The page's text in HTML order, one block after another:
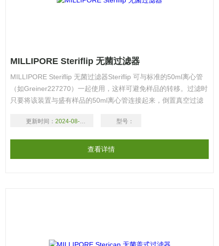
MILLIPORE Steriflip 无菌过滤器
MILLIPORE Steriflip 无菌过滤器Steriflip 可与标准的50ml离心管
（如Greiner227270）一起使用，这样可避免样品的转移。过滤时
只要将该装置与盛有样品的50ml离心管连接起来，倒置真空过滤
料： 产品编号 产品描述 产品包装 产品价格 定购数量/单位 加入购
更新时间： 2024-08-17 型号：
查看详情